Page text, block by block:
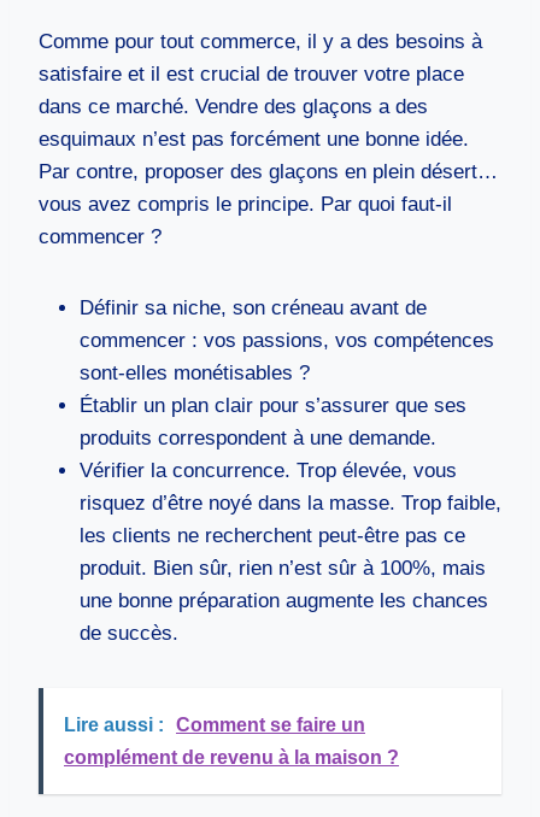
Comme pour tout commerce, il y a des besoins à
satisfaire et il est crucial de trouver votre place
dans ce marché. Vendre des glaçons a des
esquimaux n’est pas forcément une bonne idée.
Par contre, proposer des glaçons en plein désert…
vous avez compris le principe. Par quoi faut-il
commencer ?
Définir sa niche, son créneau avant de
commencer : vos passions, vos compétences
sont-elles monétisables ?
Établir un plan clair pour s’assurer que ses
produits correspondent à une demande.
Vérifier la concurrence. Trop élevée, vous
risquez d’être noyé dans la masse. Trop faible,
les clients ne recherchent peut-être pas ce
produit. Bien sûr, rien n’est sûr à 100%, mais
une bonne préparation augmente les chances
de succès.
Lire aussi :
Comment se faire un
complément de revenu à la maison ?